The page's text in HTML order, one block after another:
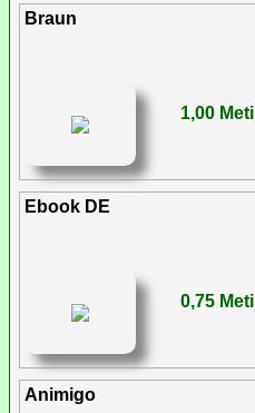
Braun
1,00 Meti
Ebook DE
0,75 Meti
Animigo